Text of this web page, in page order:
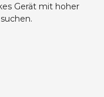
Gerät mit hoher